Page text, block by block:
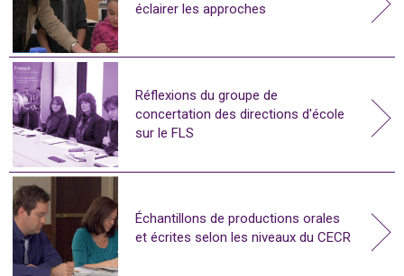
éclairer les approches
Réflexions du groupe de
concertation des directions d'école
sur le FLS
Échantillons de productions orales
et écrites selon les niveaux du CECR